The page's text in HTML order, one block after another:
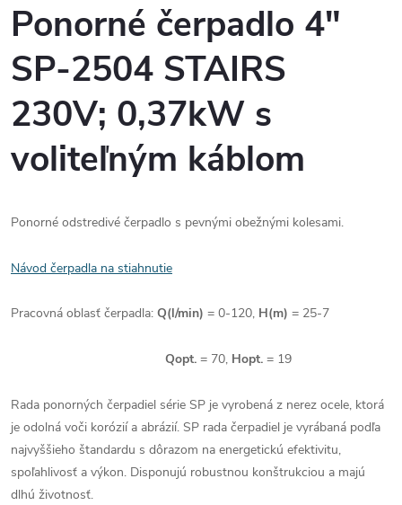
Ponorné čerpadlo 4"
SP-2504 STAIRS
230V; 0,37kW s
voliteľným káblom
Ponorné odstredivé čerpadlo s pevnými obežnými kolesami.
Návod čerpadla na stiahnutie
Pracovná oblasť čerpadla: Q(l/min) = 0-120, H(m) = 25-7
Qopt. = 70, Hopt. = 19
Rada ponorných čerpadiel série SP je vyrobená z nerez ocele, ktorá
je odolná voči korózií a abrázií. SP rada čerpadiel je vyrábaná podľa
najvyššieho štandardu s dôrazom na energetickú efektivitu,
spoľahlivosť a výkon. Disponujú robustnou konštrukciou a majú
dlhú životnosť.